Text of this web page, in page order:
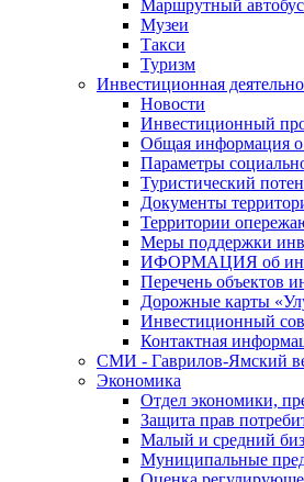
Маршрутный автобус
Музеи
Такси
Туризм
Инвестиционная
Новости
Инвестиционный
Общая информация о
Параметры
Туристический
Документы
Территории
Меры поддержки
ИФОРМАЦИЯ об
Перечень объектов
Дорожные карты
Инвестиционный
Контактная
СМИ - Гаврилов-Ямский
Экономика
Отдел экономики,
Защита прав
Малый и средний
Муниципальные